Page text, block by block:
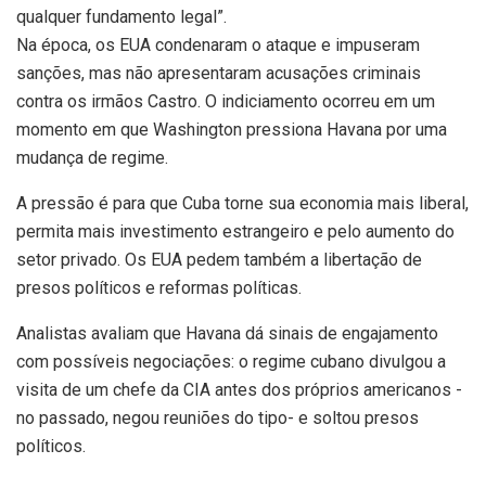
qualquer fundamento legal”.
Na época, os EUA condenaram o ataque e impuseram
sanções, mas não apresentaram acusações criminais
contra os irmãos Castro. O indiciamento ocorreu em um
momento em que Washington pressiona Havana por uma
mudança de regime.
A pressão é para que Cuba torne sua economia mais liberal,
permita mais investimento estrangeiro e pelo aumento do
setor privado. Os EUA pedem também a libertação de
presos políticos e reformas políticas.
Analistas avaliam que Havana dá sinais de engajamento
com possíveis negociações: o regime cubano divulgou a
visita de um chefe da CIA antes dos próprios americanos -
no passado, negou reuniões do tipo- e soltou presos
políticos.